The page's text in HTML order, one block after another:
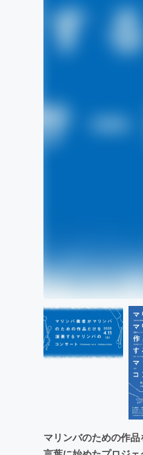
マリンバのための作